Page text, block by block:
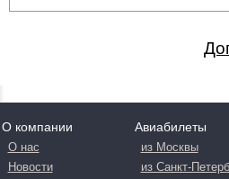
О компании
О нас
Новости
Авиабилеты
из Москвы
из Санкт-